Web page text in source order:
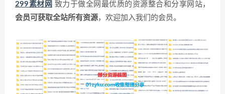
299素材网 致力于做全网最优质的资源整合和分享网站，
会员可获取全站所有资源，欢迎加入我们的会员。